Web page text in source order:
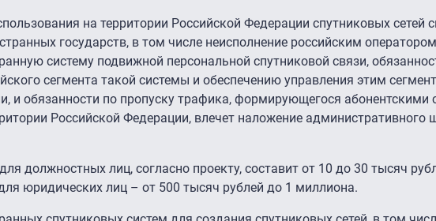
на территории Российской Федерации спутниковых сетей
государств, в том числе неисполнение российским
систему подвижной персональной спутниковой связи,
сегмента такой системы и обеспечению управления этим
и обязанности по пропуску трафика, формирующегося абонентскими
Российской Федерации, влечет наложение административного
должностных лиц, согласно проекту, составит от 10 до 30 тысяч
юридических лиц – от 500 тысяч рублей до 1 миллиона.